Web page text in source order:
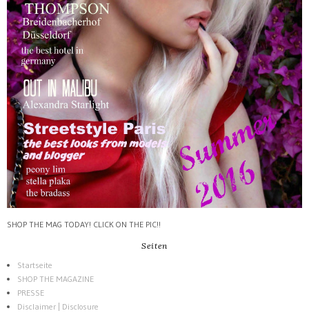
SHOP THE MAG TODAY! CLICK ON THE PIC!!
Seiten
Startseite
SHOP THE MAGAZINE
PRESSE
Disclaimer | Disclosure